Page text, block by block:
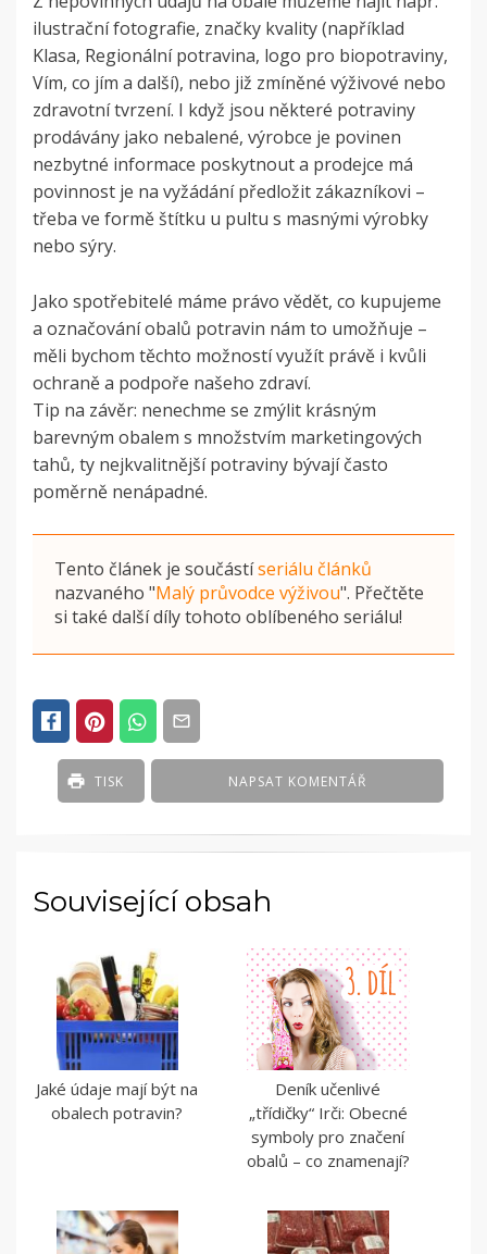
ilustrační fotografie, značky kvality (například
Klasa, Regionální potravina, logo pro biopotraviny,
Vím, co jím a další), nebo již zmíněné výživové nebo
zdravotní tvrzení. I když jsou některé potraviny
prodávány jako nebalené, výrobce je povinen
nezbytné informace poskytnout a prodejce má
povinnost je na vyžádání předložit zákazníkovi –
třeba ve formě štítku u pultu s masnými výrobky
nebo sýry.
Jako spotřebitelé máme právo vědět, co kupujeme
a označování obalů potravin nám to umožňuje –
měli bychom těchto možností využít právě i kvůli
ochraně a podpoře našeho zdraví.
Tip na závěr: nenechme se zmýlit krásným
barevným obalem s množstvím marketingových
tahů, ty nejkvalitnější potraviny bývají často
poměrně nenápadné.
Tento článek je součástíseriálu článků
nazvaného "Malý průvodce výživou". Přečtěte
si také další díly tohoto oblíbeného seriálu!
IN
ČLÁNKY
NAPSAT KOMENTÁŘ
TISK
Související obsah
Jaké údaje mají být na
obalech potravin?
Deník učenlivé
„třídičky“ Irči: Obecné
symboly pro značení
obalů – co znamenají?